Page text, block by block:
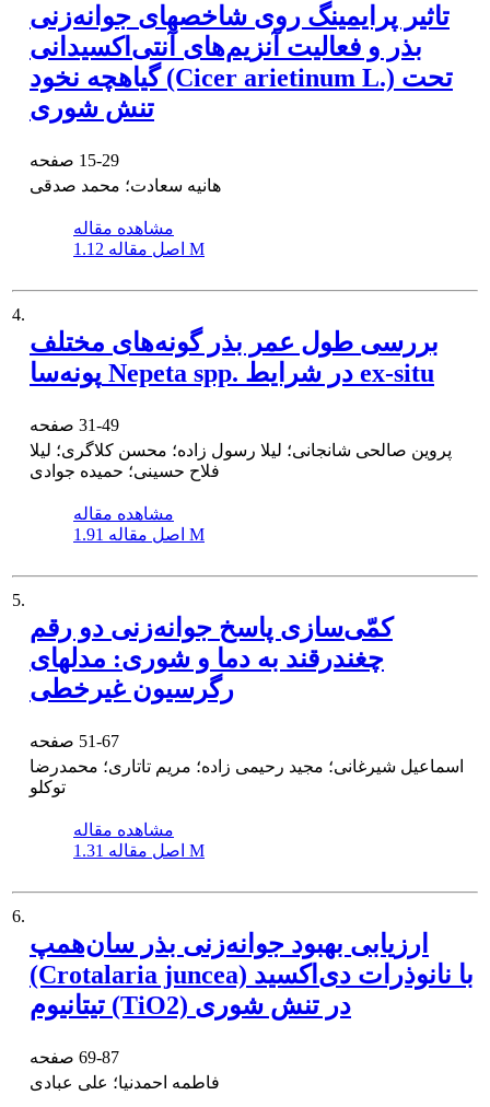
تاثیر پرایمینگ روی شاخصهای جوانه‌زنی
بذر و فعالیت آنزیم‌های آنتی‌اکسیدانی
گیاهچه نخود (Cicer arietinum L.) تحت
تنش شوری
15-29
هانیه سعادت؛ محمد صدقی
مشاهده مقاله
اصل مقاله 1.12 M
4.
بررسی طول عمر بذر گونه‌های مختلف
پونه‌سا Nepeta spp. در شرایط ex-situ
31-49
پروین صالحی شانجانی؛ لیلا رسول زاده؛ محسن کلاگری؛ لیلا
فلاح حسینی؛ حمیده جوادی
مشاهده مقاله
اصل مقاله 1.91 M
5.
کمّی‌سازی پاسخ جوانه‌زنی دو رقم
چغندرقند به دما و شوری: مدلهای
رگرسیون غیرخطی
51-67
اسماعیل شیرغانی؛ مجید رحیمی زاده؛ مریم تاتاری؛ محمدرضا
توکلو
مشاهده مقاله
اصل مقاله 1.31 M
6.
ارزیابی بهبود جوانه‌زنی بذر سان‌همپ
(Crotalaria juncea) با نانوذرات دی‌اکسید
تیتانیوم (TiO2) در تنش شوری
69-87
فاطمه احمدنیا؛ علی عبادی